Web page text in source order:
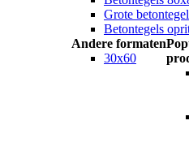
Grote
Betontegels
Andere formaten
30x60